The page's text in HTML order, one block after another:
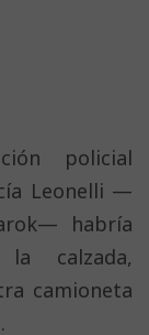
policial
Leonelli —
habría
calzada,
camioneta